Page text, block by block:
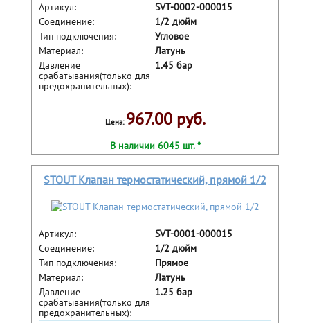
Артикул:
SVT-0002-000015
Соединение:
1/2 дюйм
Тип подключения:
Угловое
Материал:
Латунь
Давление
срабатывания(только для
предохранительных):
1.45 бар
Цена: 967.00 руб.
В наличии 6045 шт. *
STOUT Клапан термостатический, прямой 1/2
Артикул:
SVT-0001-000015
Соединение:
1/2 дюйм
Тип подключения:
Прямое
Материал:
Латунь
Давление
срабатывания(только для
предохранительных):
1.25 бар